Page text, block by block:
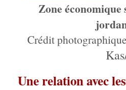
Zone économique
Crédit
Une relation avec